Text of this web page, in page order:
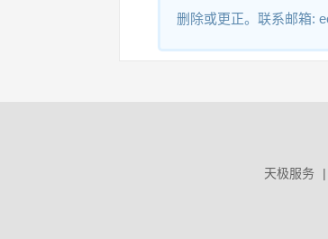
德富莱刹车片吸包控制
删除或更正。联系邮箱:
天极服务 |